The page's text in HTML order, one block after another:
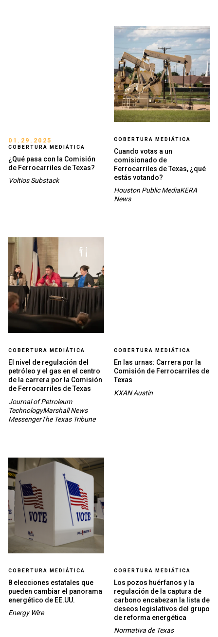
01.29.2025
COBERTURA MEDIÁTICA
¿Qué pasa con la Comisión
de Ferrocarriles de Texas?
Voltios Substack
COBERTURA MEDIÁTICA
Cuando votas a un
comisionado de
Ferrocarriles de Texas, ¿qué
estás votando?
Houston Public MediaKERA
News
COBERTURA MEDIÁTICA
El nivel de regulación del
petróleo y el gas en el centro
de la carrera por la Comisión
de Ferrocarriles de Texas
Journal of Petroleum
TechnologyMarshall News
MessengerThe Texas Tribune
COBERTURA MEDIÁTICA
En las urnas: Carrera por la
Comisión de Ferrocarriles de
Texas
KXAN Austin
COBERTURA MEDIÁTICA
8 elecciones estatales que
pueden cambiar el panorama
energético de EE.UU.
Energy Wire
COBERTURA MEDIÁTICA
Los pozos huérfanos y la
regulación de la captura de
carbono encabezan la lista de
deseos legislativos del grupo
de reforma energética
Normativa de Texas